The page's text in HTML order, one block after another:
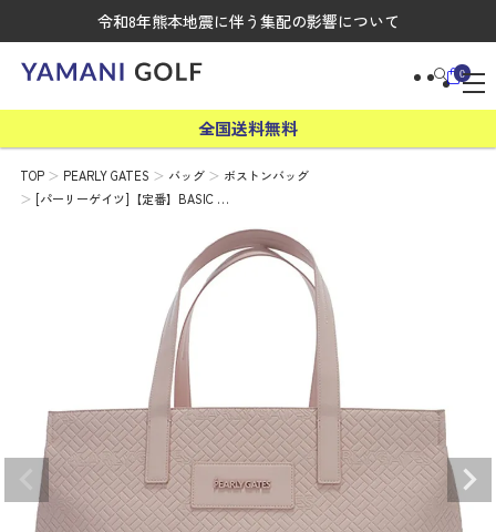
令和8年熊本地震に伴う集配の影響について
0
全国送料無料
TOP PEARLY GATES バッグ
ボストンバッグ
[パーリーゲイツ]【定番】BASIC …